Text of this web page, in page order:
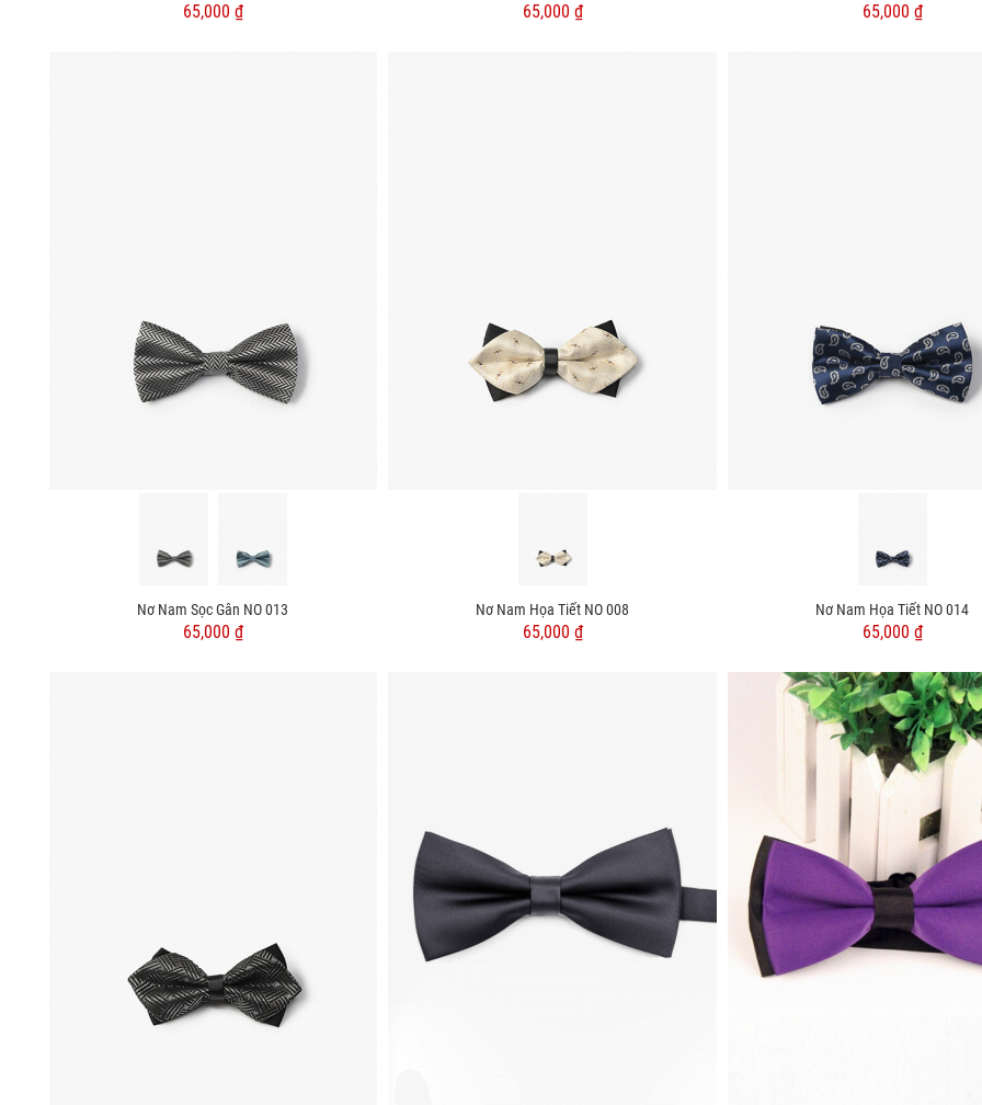
65,000 ₫ 65,000 ₫ 65,000 ₫
Nơ Nam Sọc Gân NO 013
65,000 ₫
Nơ Nam Họa Tiết NO 008
65,000 ₫
Nơ Nam Họa Tiết NO 014
65,000 ₫